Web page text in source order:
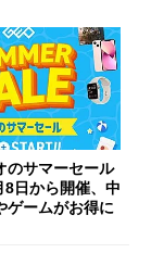
のサマーセール
日から開催、中
ゲームがお得に